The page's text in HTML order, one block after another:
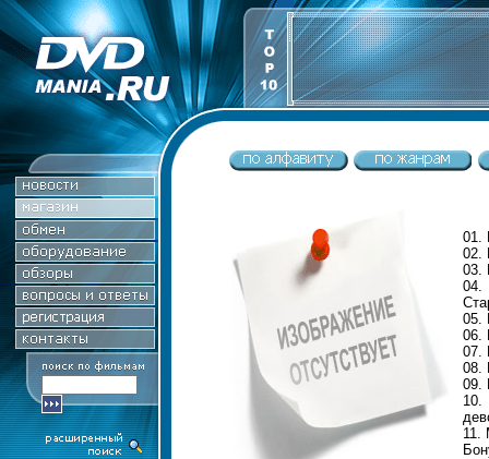
01.
02.
03.
04.
05.
06.
07.
08.
09.
11.